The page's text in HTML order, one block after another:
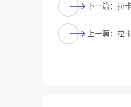
下一篇：拉
上一篇：拉